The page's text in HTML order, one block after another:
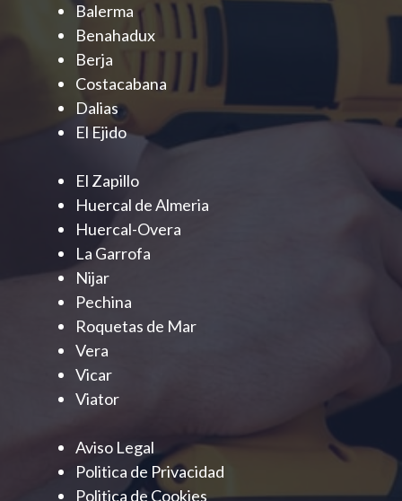
Balerma
Benahadux
Berja
Costacabana
Dalias
El Ejido
El Zapillo
Huercal de Almeria
Huercal-Overa
La Garrofa
Nijar
Pechina
Roquetas de Mar
Vera
Vicar
Viator
Aviso Legal
Politica de Privacidad
Politica de Cookies